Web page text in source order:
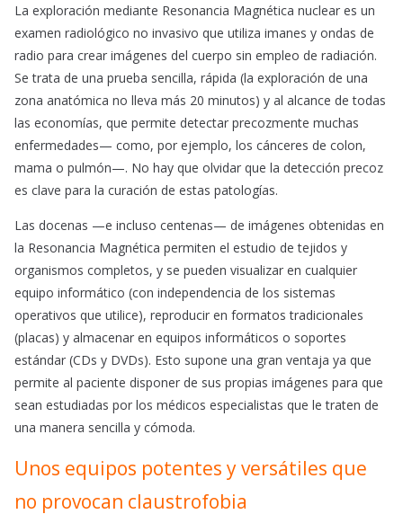
e
b
o
o
k
t
s
A
p
p
i
l
La exploración mediante Resonancia Magnética nuclear es un
examen radiológico no invasivo que utiliza imanes y ondas de
radio para crear imágenes del cuerpo sin empleo de radiación.
Se trata de una prueba sencilla, rápida (la exploración de una
zona anatómica no lleva más 20 minutos) y al alcance de todas
las economías, que permite detectar precozmente muchas
enfermedades— como, por ejemplo, los cánceres de colon,
mama o pulmón—. No hay que olvidar que la detección precoz
es clave para la curación de estas patologías.
Las docenas —e incluso centenas— de imágenes obtenidas en
la Resonancia Magnética permiten el estudio de tejidos y
organismos completos, y se pueden visualizar en cualquier
equipo informático (con independencia de los sistemas
operativos que utilice), reproducir en formatos tradicionales
(placas) y almacenar en equipos informáticos o soportes
estándar (CDs y DVDs). Esto supone una gran ventaja ya que
permite al paciente disponer de sus propias imágenes para que
sean estudiadas por los médicos especialistas que le traten de
una manera sencilla y cómoda.
Unos equipos potentes y versátiles que
no provocan claustrofobia